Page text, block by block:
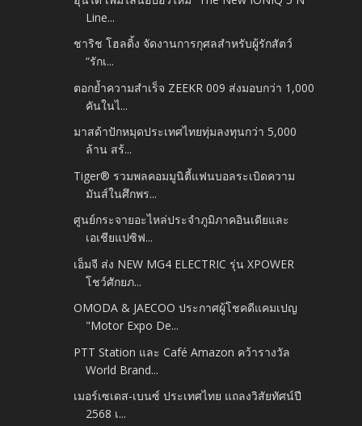
Line...
ชาริช โฮลดิ้ง จัดงานการกุศลสำหรับผู้รักสัตว์
“รักเ...
ตอกย้ำความสำเร็จ ZEEKR 009 ส่งมอบกว่า 1,000
คันในไ...
มาสด้าปักหมุดประเทศไทยทุ่มลงทุนกว่า 5,000
ล้าน สร้...
Tiger® รวมพลคอมมูนิตี้แฟนบอลระเบิดความ
มันส์ในศึกพร...
ศูนย์กระจายอะไหล่ประจำภูมิภาคอินเดียและ
เอเชียแปซิฟ...
เอ็มจี ส่ง NEW MG4 ELECTRIC รุ่น XPOWER
โชว์ศักยภ...
OMODA & JAECOO ประกาศผู้โชคดีแคมเปญ
"Motor Expo De...
PTT Station และ Café Amazon คว้ารางวัล
World Brand...
เมอร์เซเดส-เบนซ์ ประเทศไทย แถลงวิสัยทัศน์ปี
2568 เ...